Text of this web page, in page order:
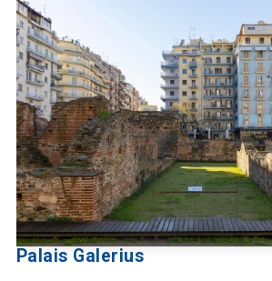
Palais Galerius